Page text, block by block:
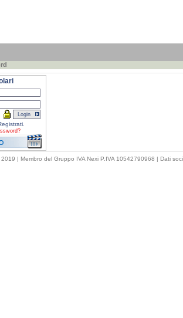
| Membro del Gruppo IVA Nexi P.IVA 10542790968 | Dati